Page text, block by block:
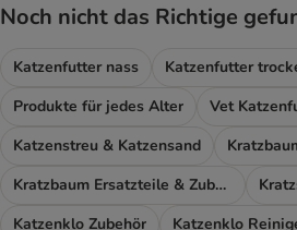
Noch nicht das Richtige
Katzenfutter nass
Katzenfutter
Produkte für jedes Alter
Vet
Katzenstreu & Katzensand
Kratzbaum Ersatzteile & Zubehör
Katzenklo Zubehör
Katzenklo